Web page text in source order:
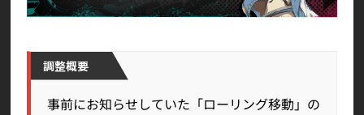
調整概要
事前にお知らせしていた「ローリング移動」の